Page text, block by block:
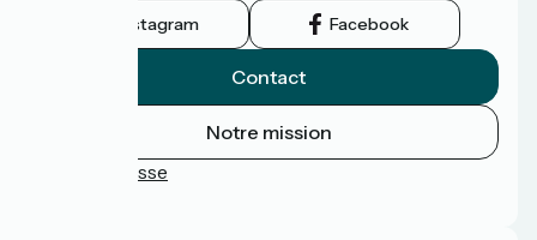
Instagram Facebook
Contact
Notre mission
Espace Presse